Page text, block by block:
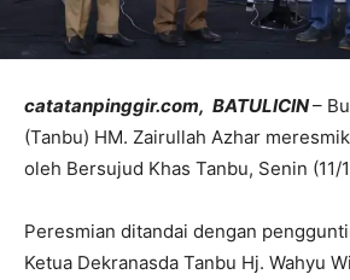
catatanpinggir.com, BATULICIN–
(Tanbu) HM. Zairullah Azhar
oleh Bersujud Khas Tanbu, Senin (11/
Peresmian ditandai dengan
Ketua Dekranasda Tanbu Hj. Wahyu